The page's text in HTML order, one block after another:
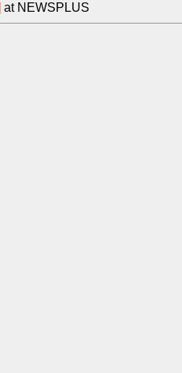
at NEWSPLUS